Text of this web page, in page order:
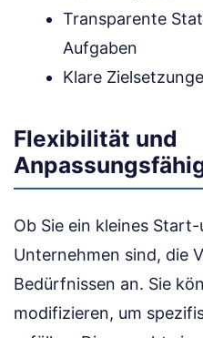
Transparente
Aufgaben
Klare
Flexibilität und
Ob Sie ein kleines
Unternehmen sind, die
Bedürfnissen an. Sie
modifizieren, um